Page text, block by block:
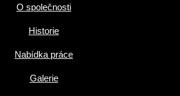
O společnosti
Historie
Nabídka práce
Galerie